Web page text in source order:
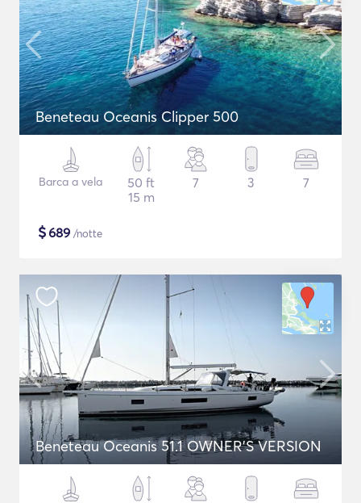
Beneteau Oceanis Clipper 500
Barca a vela
50 ft
15 m
7 3 7
$689 /notte
Beneteau Oceanis 51.1 OWNER'S VERSION